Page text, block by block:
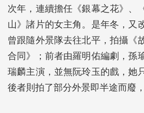
次年，連續擔任《銀幕之花》、
山》諸片的女主角。是年冬，又
曾跟隨外景隊去往北平，拍攝《
合同》；前者由羅明佑編劇，孫
瑞麟主演，並無阮玲玉的戲，她
後者則拍了部分外景即半途而廢